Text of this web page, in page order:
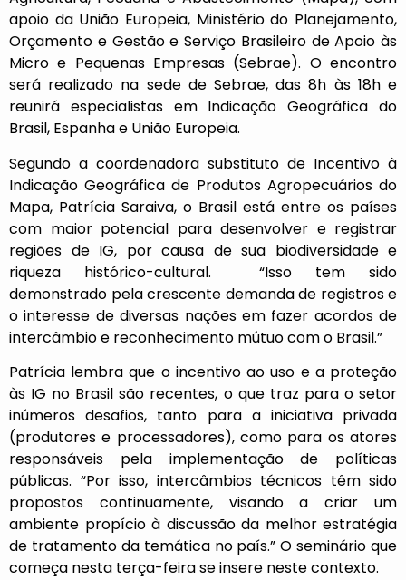
apoio da União Europeia, Ministério do Planejamento,
Orçamento e Gestão e Serviço Brasileiro de Apoio às
Micro e Pequenas Empresas (Sebrae). O encontro
será realizado na sede de Sebrae, das 8h às 18h e
reunirá especialistas em Indicação Geográfica do
Brasil, Espanha e União Europeia.
Segundo a coordenadora substituto de Incentivo à
Indicação Geográfica de Produtos Agropecuários do
Mapa, Patrícia Saraiva, o Brasil está entre os países
com maior potencial para desenvolver e registrar
regiões de IG, por causa de sua biodiversidade e
riqueza histórico-cultural. “Isso tem sido
demonstrado pela crescente demanda de registros e
o interesse de diversas nações em fazer acordos de
intercâmbio e reconhecimento mútuo com o Brasil.”
Patrícia lembra que o incentivo ao uso e a proteção
às IG no Brasil são recentes, o que traz para o setor
inúmeros desafios, tanto para a iniciativa privada
(produtores e processadores), como para os atores
responsáveis pela implementação de políticas
públicas. “Por isso, intercâmbios técnicos têm sido
propostos continuamente, visando a criar um
ambiente propício à discussão da melhor estratégia
de tratamento da temática no país.” O seminário que
começa nesta terça-feira se insere neste contexto.